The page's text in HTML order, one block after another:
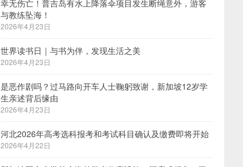
幸无伤亡！普吉岛有水上降落伞项目发生断绳意外，游客
与教练坠海！
2026年4月23日
世界读书日｜与书为伴，发现生活之美
2026年4月23日
是恶作剧吗？过马路向开车人士鞠躬致谢，新加坡12岁学
生亲述背后缘由
2026年4月23日
河北2026年高考选科报考和考试科目确认及缴费即将开始
2026年4月22日